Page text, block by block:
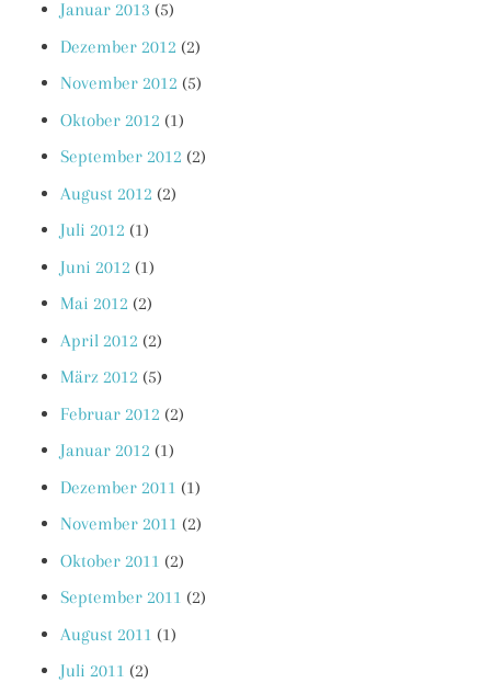
Januar 2013 (5)
Dezember 2012 (2)
November 2012 (5)
Oktober 2012 (1)
September 2012 (2)
August 2012 (2)
Juli 2012 (1)
Juni 2012 (1)
Mai 2012 (2)
April 2012 (2)
März 2012 (5)
Februar 2012 (2)
Januar 2012 (1)
Dezember 2011 (1)
November 2011 (2)
Oktober 2011 (2)
September 2011 (2)
August 2011 (1)
Juli 2011 (2)